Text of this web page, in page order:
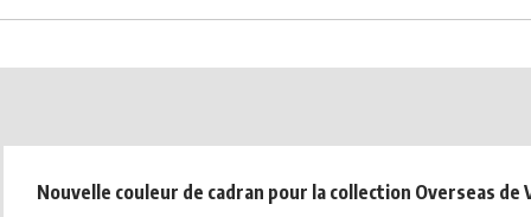
Nouvelle couleur de cadran pour la collection Overseas de